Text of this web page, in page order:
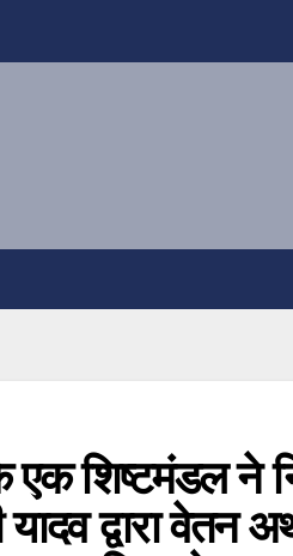
शिष्टमंडल ने
यादव द्वारा वेतन